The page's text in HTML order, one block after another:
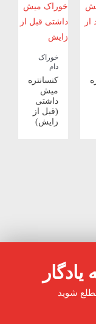
خوراک
دام
کنسانتره
میش
داشتی
(قبل از
زایش)
شوید